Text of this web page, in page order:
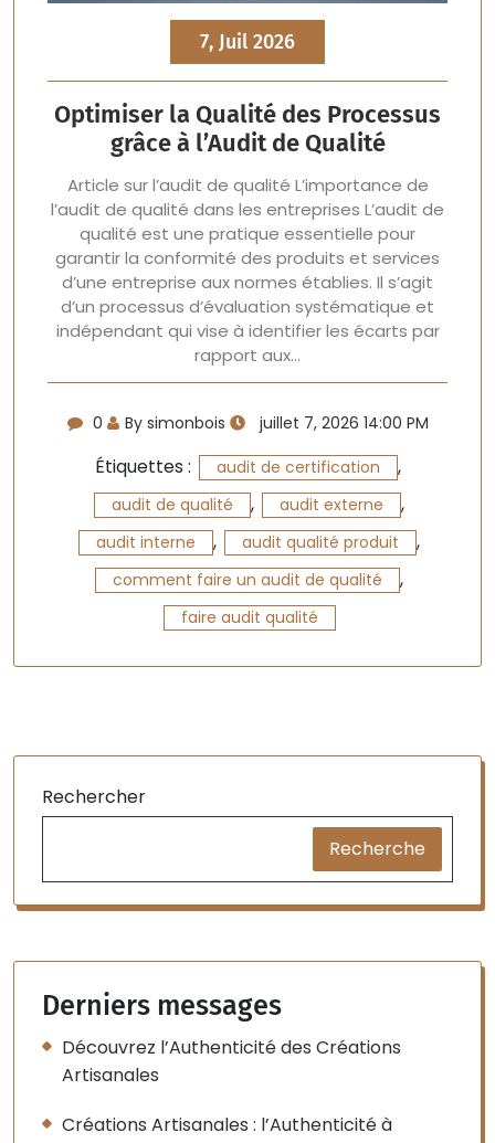
7, Juil 2026
Optimiser la Qualité des Processus
grâce à l’Audit de Qualité
Article sur l’audit de qualité L’importance de
l’audit de qualité dans les entreprises L’audit de
qualité est une pratique essentielle pour
garantir la conformité des produits et services
d’une entreprise aux normes établies. Il s’agit
d’un processus d’évaluation systématique et
indépendant qui vise à identifier les écarts par
rapport aux…
0 By simonbois juillet 7, 2026 14:00 PM
Étiquettes : audit de certification ,
audit de qualité , audit externe ,
audit interne , audit qualité produit ,
comment faire un audit de qualité ,
faire audit qualité
Rechercher
Recherche
Derniers messages
Découvrez l’Authenticité des Créations
Artisanales
Créations Artisanales : l’Authenticité à